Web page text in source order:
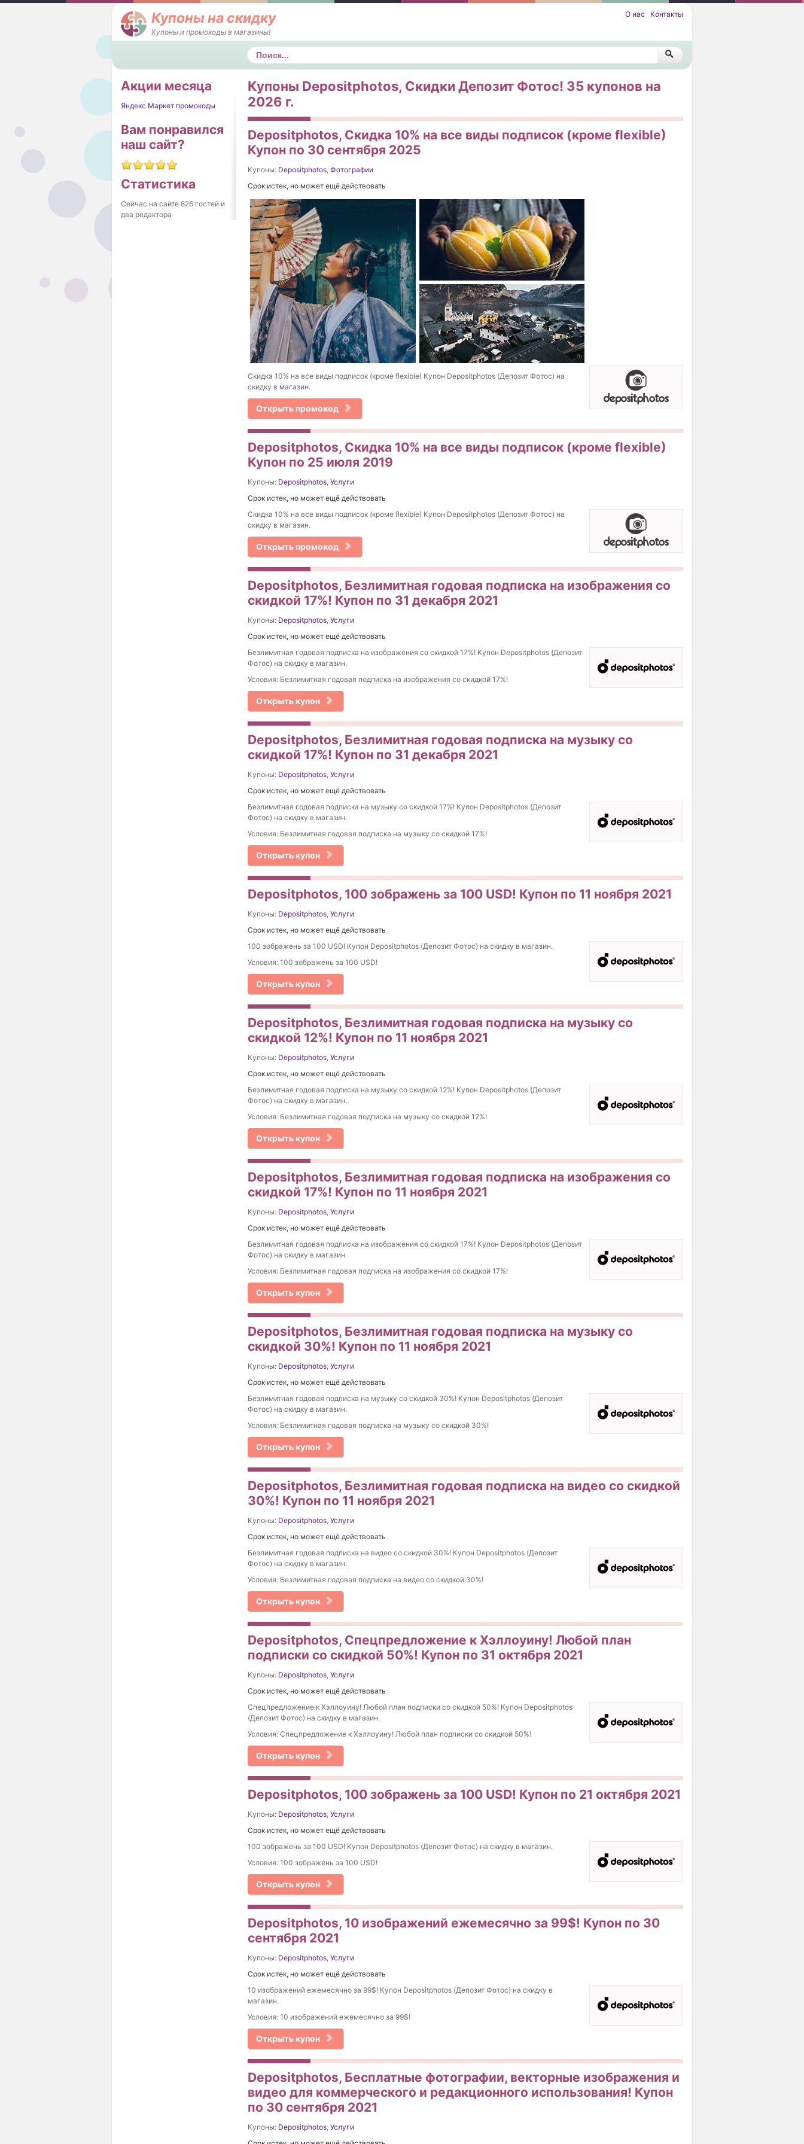
Купоны на скидку
Купоны и промокоды в магазины!
О нас Контакты
Поиск
Акции месяца
Яндекс Маркет промокоды
Вам понравился
наш сайт?
Статистика
Сейчас на сайте 826 гостей и
два редактора
Купоны Depositphotos, Скидки Депозит Фотос! 35 купонов на
2026 г.
Depositphotos, Скидка 10% на все виды подписок (кроме flexible)
Купон по 30 сентября 2025
Купоны: Depositphotos, Фотографии
Срок истек, но может ещё действовать
Скидка 10% на все виды подписок (кроме flexible) Купон Depositphotos (Депозит Фотос) на
скидку в магазин.
Открыть промокод
Depositphotos, Скидка 10% на все виды подписок (кроме flexible)
Купон по 25 июля 2019
Купоны: Depositphotos, Услуги
Срок истек, но может ещё действовать
Скидка 10% на все виды подписок (кроме flexible) Купон Depositphotos (Депозит Фотос) на
скидку в магазин.
Открыть промокод
Depositphotos, Безлимитная годовая подписка на изображения со
скидкой 17%! Купон по 31 декабря 2021
Купоны: Depositphotos, Услуги
Срок истек, но может ещё действовать
Безлимитная годовая подписка на изображения со скидкой 17%! Купон Depositphotos (Депозит
Фотос) на скидку в магазин.
Условия: Безлимитная годовая подписка на изображения со скидкой 17%!
Открыть купон
Depositphotos, Безлимитная годовая подписка на музыку со
скидкой 17%! Купон по 31 декабря 2021
Купоны: Depositphotos, Услуги
Срок истек, но может ещё действовать
Безлимитная годовая подписка на музыку со скидкой 17%! Купон Depositphotos (Депозит
Фотос) на скидку в магазин.
Условия: Безлимитная годовая подписка на музыку со скидкой 17%!
Открыть купон
Depositphotos, 100 зображень за 100 USD! Купон по 11 ноября 2021
Купоны: Depositphotos, Услуги
Срок истек, но может ещё действовать
100 зображень за 100 USD! Купон Depositphotos (Депозит Фотос) на скидку в магазин.
Условия: 100 зображень за 100 USD!
Открыть купон
Depositphotos, Безлимитная годовая подписка на музыку со
скидкой 12%! Купон по 11 ноября 2021
Купоны: Depositphotos, Услуги
Срок истек, но может ещё действовать
Безлимитная годовая подписка на музыку со скидкой 12%! Купон Depositphotos (Депозит
Фотос) на скидку в магазин.
Условия: Безлимитная годовая подписка на музыку со скидкой 12%!
Открыть купон
Depositphotos, Безлимитная годовая подписка на изображения со
скидкой 17%! Купон по 11 ноября 2021
Купоны: Depositphotos, Услуги
Срок истек, но может ещё действовать
Безлимитная годовая подписка на изображения со скидкой 17%! Купон Depositphotos (Депозит
Фотос) на скидку в магазин.
Условия: Безлимитная годовая подписка на изображения со скидкой 17%!
Открыть купон
Depositphotos, Безлимитная годовая подписка на музыку со
скидкой 30%! Купон по 11 ноября 2021
Купоны: Depositphotos, Услуги
Срок истек, но может ещё действовать
Безлимитная годовая подписка на музыку со скидкой 30%! Купон Depositphotos (Депозит
Фотос) на скидку в магазин.
Условия: Безлимитная годовая подписка на музыку со скидкой 30%!
Открыть купон
Depositphotos, Безлимитная годовая подписка на видео со скидкой
30%! Купон по 11 ноября 2021
Купоны: Depositphotos, Услуги
Срок истек, но может ещё действовать
Безлимитная годовая подписка на видео со скидкой 30%! Купон Depositphotos (Депозит
Фотос) на скидку в магазин.
Условия: Безлимитная годовая подписка на видео со скидкой 30%!
Открыть купон
Depositphotos, Спецпредложение к Хэллоуину! Любой план
подписки со скидкой 50%! Купон по 31 октября 2021
Купоны: Depositphotos, Услуги
Срок истек, но может ещё действовать
Спецпредложение к Хэллоуину! Любой план подписки со скидкой 50%! Купон Depositphotos
(Депозит Фотос) на скидку в магазин.
Условия: Спецпредложение к Хэллоуину! Любой план подписки со скидкой 50%!
Открыть купон
Depositphotos, 100 зображень за 100 USD! Купон по 21 октября 2021
Купоны: Depositphotos, Услуги
Срок истек, но может ещё действовать
100 зображень за 100 USD! Купон Depositphotos (Депозит Фотос) на скидку в магазин.
Условия: 100 зображень за 100 USD!
Открыть купон
Depositphotos, 10 изображений ежемесячно за 99$! Купон по 30
сентября 2021
Купоны: Depositphotos, Услуги
Срок истек, но может ещё действовать
10 изображений ежемесячно за 99$! Купон Depositphotos (Депозит Фотос) на скидку в
магазин.
Условия: 10 изображений ежемесячно за 99$!
Открыть купон
Depositphotos, Бесплатные фотографии, векторные изображения и
видео для коммерческого и редакционного использования! Купон
по 30 сентября 2021
Купоны: Depositphotos, Услуги